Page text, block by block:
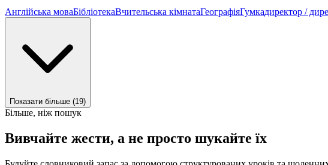
Англійська моваБібліотекаВчительська кімнатаГеографіяГумкадиректор /
Показати більше (19)
Більше, ніж пошук
Вивчайте жести, а не просто шукайте їх